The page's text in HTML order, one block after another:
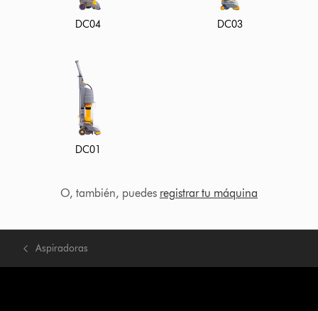
DC04 DC03
DC01
O, también, puedes registrar tu máquina
Aspiradoras